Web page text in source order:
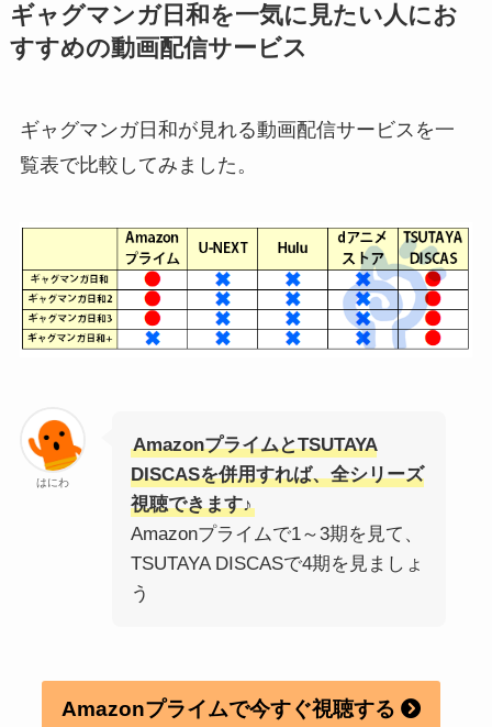
ギャグマンガ日和を一気に見たい人にお
すすめの動画配信サービス
ギャグマンガ日和が見れる動画配信サービスを一
覧表で比較してみました。
はにわ
AmazonプライムとTSUTAYA
DISCASを併用すれば、全シリーズ
視聴できます♪
Amazonプライムで1～3期を見て、
TSUTAYA DISCASで4期を見ましょ
う
Amazonプライムで今すぐ視聴する